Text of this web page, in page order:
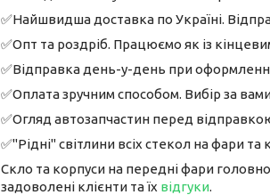
✅Найшвидша доставка по Україні.
✅Опт та роздріб. Працюємо як із
✅Відправка день-у-день при
✅Оплата зручним способом. Вибір за
✅Огляд автозапчастин перед
✅"Рідні" світлини всіх стекол на фари
Скло та корпуси на передні фари
задоволені клієнти та їх відгуки.